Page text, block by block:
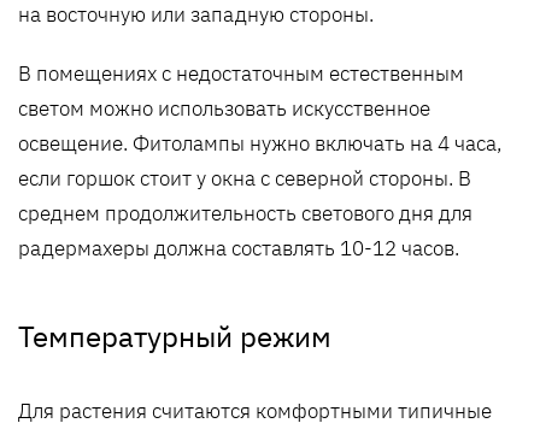
на восточную или западную стороны.
В помещениях с недостаточным естественным
светом можно использовать искусственное
освещение. Фитолампы нужно включать на 4 часа,
если горшок стоит у окна с северной стороны. В
среднем продолжительность светового дня для
радермахеры должна составлять 10-12 часов.
Температурный режим
Для растения считаются комфортными типичные